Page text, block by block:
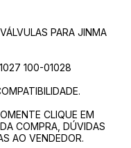
PARA JINMA
100-01028
CLIQUE EM
COMPRA, DÚVIDAS
AO VENDEDOR.